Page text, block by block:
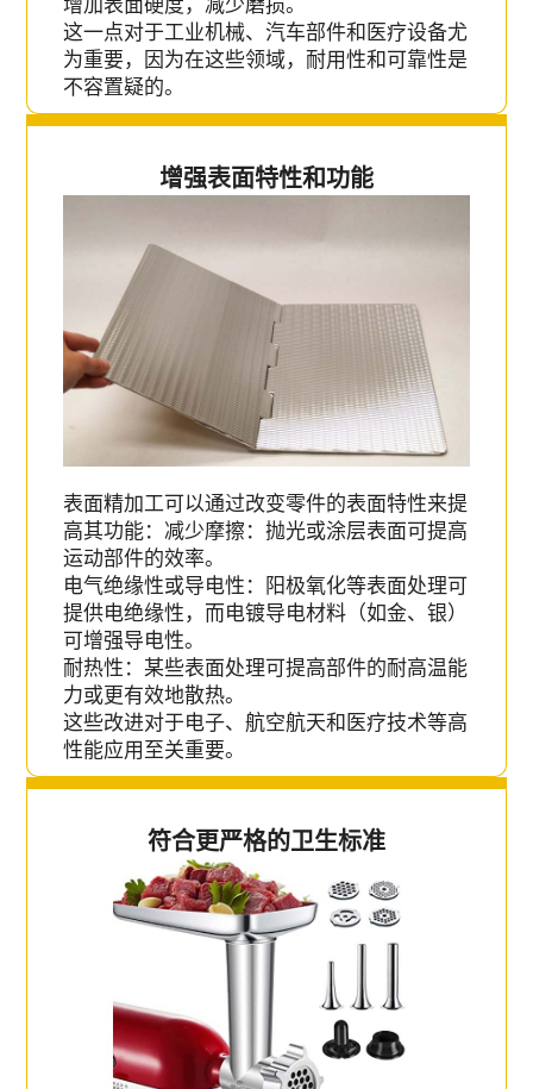
增加表面硬度，减少磨损。
这一点对于工业机械、汽车部件和医疗设备尤
为重要，因为在这些领域，耐用性和可靠性是
不容置疑的。
增强表面特性和功能
表面精加工可以通过改变零件的表面特性来提
高其功能：减少摩擦：抛光或涂层表面可提高
运动部件的效率。
电气绝缘性或导电性：阳极氧化等表面处理可
提供电绝缘性，而电镀导电材料（如金、银）
可增强导电性。
耐热性：某些表面处理可提高部件的耐高温能
力或更有效地散热。
这些改进对于电子、航空航天和医疗技术等高
性能应用至关重要。
符合更严格的卫生标准